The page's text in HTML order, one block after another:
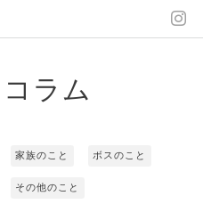
ラム
家族のこと ボスのこと
その他のこと